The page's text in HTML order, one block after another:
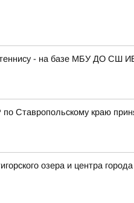
- на базе МБУ ДО СШ
Ставропольскому краю
озера и центра города